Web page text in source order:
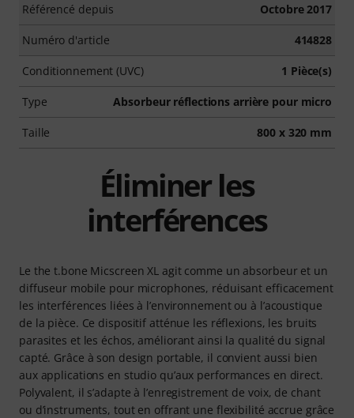
Référencé depuis Octobre 2017
Numéro d'article 414828
Conditionnement (UVC) 1 Pièce(s)
Type Absorbeur réflections arrière pour micro
Taille 800 x 320 mm
Éliminer les
interférences
Le the t.bone Micscreen XL agit comme un absorbeur et un
diffuseur mobile pour microphones, réduisant efficacement
les interférences liées à l’environnement ou à l’acoustique
de la pièce. Ce dispositif atténue les réflexions, les bruits
parasites et les échos, améliorant ainsi la qualité du signal
capté. Grâce à son design portable, il convient aussi bien
aux applications en studio qu’aux performances en direct.
Polyvalent, il s’adapte à l’enregistrement de voix, de chant
ou d’instruments, tout en offrant une flexibilité accrue grâce